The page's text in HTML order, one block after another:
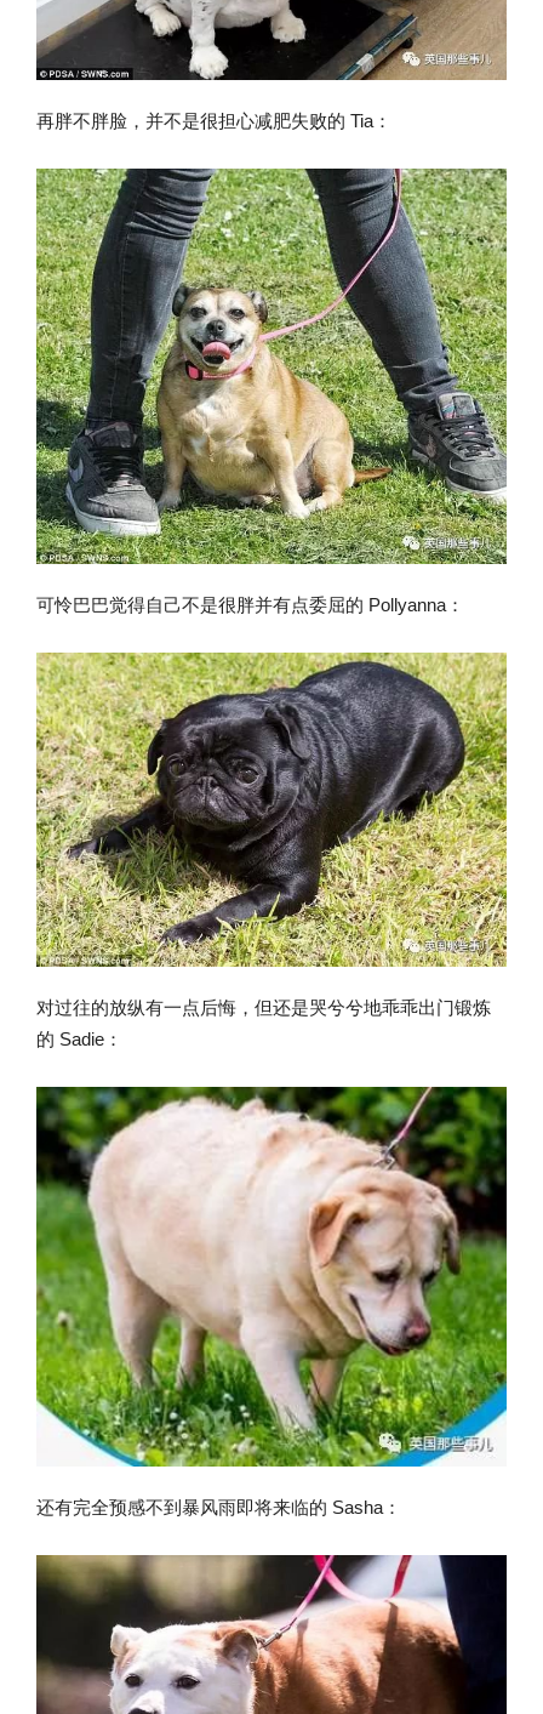
再胖不胖脸，并不是很担心减肥失败的 Tia：
可怜巴巴觉得自己不是很胖并有点委屈的 Pollyanna：
对过往的放纵有一点后悔，但还是哭兮兮地乖乖出门锻炼
的 Sadie：
还有完全预感不到暴风雨即将来临的 Sasha：